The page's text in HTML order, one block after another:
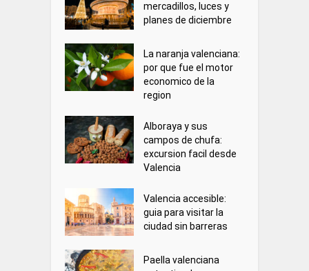
mercadillos, luces y
planes de diciembre
La naranja valenciana:
por que fue el motor
economico de la
region
Alboraya y sus
campos de chufa:
excursion facil desde
Valencia
Valencia accesible:
guia para visitar la
ciudad sin barreras
Paella valenciana